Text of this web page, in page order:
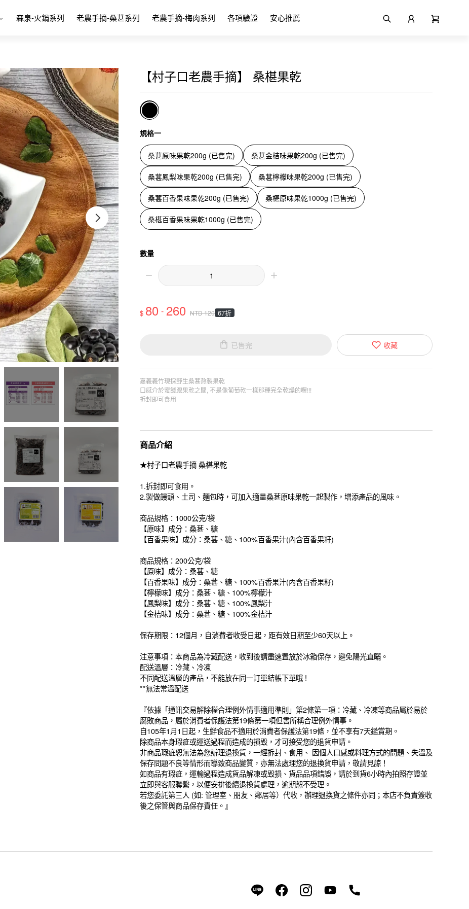
森泉-火鍋系列 老農手摘-桑葚系列 老農手摘-梅肉系列 各項驗證 安心推薦
【村子口老農手摘】 桑椹果乾
規格一
桑葚原味果乾200g (已售完) 桑葚金桔味果乾200g (已售完)
桑葚鳳梨味果乾200g (已售完) 桑葚檸檬味果乾200g (已售完)
桑葚百香果味果乾200g (已售完) 桑椹原味果乾1000g (已售完)
桑椹百香果味果乾1000g (已售完)
數量
$ 80 - 260 NTD120 67折
已售完 收藏
嘉義義竹現採野生桑葚熬製果乾
口感介於蜜餞跟果乾之間, 不是像葡萄乾一樣那種完全乾燥的喔!!!
拆封即可食用
商品介紹
★村子口老農手摘 桑椹果乾
1.拆封即可食用。
2.製做饅頭、土司、麵包時，可加入適量桑葚原味果乾一起製作，增添產品的風味。
商品規格：1000公克/袋
【原味】成分：桑葚、糖
【百香果味】成分：桑葚、糖、100%百香果汁(內含百香果籽)
商品規格：200公克/袋
【原味】成分：桑葚、糖
【百香果味】成分：桑葚、糖、100%百香果汁(內含百香果籽)
【檸檬味】成分：桑葚、糖、100%檸檬汁
【鳳梨味】成分：桑葚、糖、100%鳳梨汁
【金桔味】成分：桑葚、糖、100%金桔汁
保存期限：12個月，自消費者收受日起，距有效日期至少60天以上。
注意事項：本商品為冷藏配送，收到後請盡速置放於冰箱保存，避免陽光直曬。
配送溫層：冷藏、冷凍
不同配送溫層的產品，不能放在同一訂單結帳下單哦 !
**無法常溫配送
『依據「通訊交易解除權合理例外情事適用準則」第2條第一項：冷藏、冷凍等商品屬於易於
腐敗商品，屬於消費者保護法第19條第一項但書所稱合理例外情事。
自105年1月1日起，生鮮食品不適用於消費者保護法第19條，並不享有7天鑑賞期。
除商品本身瑕疵或運送過程而造成的損毀，才可接受您的退貨申請。
非商品瑕疵恕無法為您辦理退換貨，一經拆封、食用、 因個人口感或料理方式的問題、失溫及
保存問題不良等情形而導致商品變質，亦無法處理您的退換貨申請，敬請見諒！
如商品有瑕疵，運輸過程造成貨品解凍或毀損、貨品品項錯誤，請於到貨6小時內拍照存證並
立即與客服聯繫，以便安排後續退換貨處理，逾期恕不受理。
若您委託第三人 (如: 管理室、朋友、鄰居等）代收，辦理退換貨之條件亦同；本店不負責簽收
後之保管與商品保存責任。』